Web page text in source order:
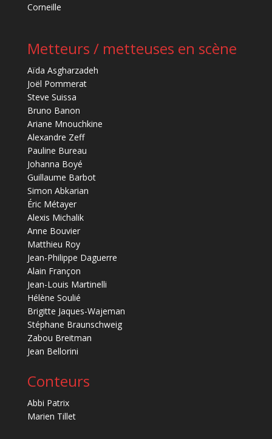
Corneille
Metteurs / metteuses en scène
Aïda Asgharzadeh
Joël Pommerat
Steve Suissa
Bruno Banon
Ariane Mnouchkine
Alexandre Zeff
Pauline Bureau
Johanna Boyé
Guillaume Barbot
Simon Abkarian
Éric Métayer
Alexis Michalik
Anne Bouvier
Matthieu Roy
Jean-Philippe Daguerre
Alain Françon
Jean-Louis Martinelli
Hélène Soulié
Brigitte Jaques-Wajeman
Stéphane Braunschweig
Zabou Breitman
Jean Bellorini
Conteurs
Abbi Patrix
Marien Tillet